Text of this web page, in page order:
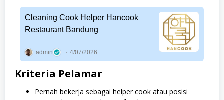
Cleaning Cook Helper Hancook
Restaurant Bandung
admin 4/07/2026
Kriteria Pelamar
Pernah bekerja sebagai helper cook atau posisi